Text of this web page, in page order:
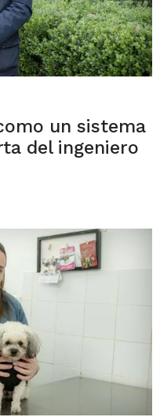
un sistema
del ingeniero